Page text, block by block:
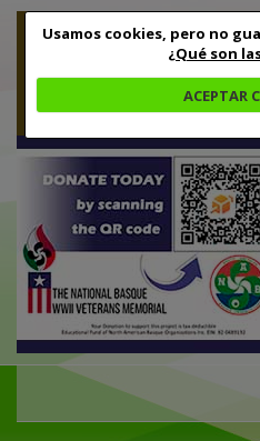
Usamos cookies, pero no
¿Qué son
ACEPTAR